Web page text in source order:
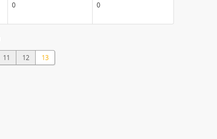
0 0
11 12 13